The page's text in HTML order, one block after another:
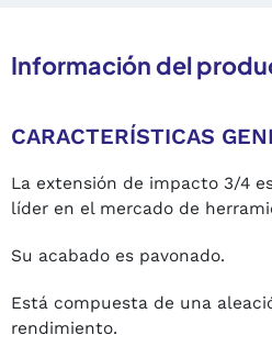
Información del
CARACTERÍSTICAS
La extensión de impacto 3/4
líder en el mercado de
Su acabado es pavonado.
Está compuesta de una
rendimiento.